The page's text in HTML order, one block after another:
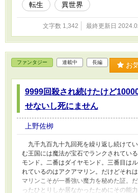
転生
異世界
文字数 1,342 最終更新日
ファンタジー 連載中 長編 お
9999回殺され続けたけど
せないし死にません
上野佐栁
九千九百九十九回死を繰り返し続けて
む王国には魔法が宝石でランクされてい
モンド。二番はダイヤモンド。三番目は
れているのはアクアマリン。だけどそれ
マリンこそが一番強い魔力を秘めた証。
ったひとりしか居なかったためにその能